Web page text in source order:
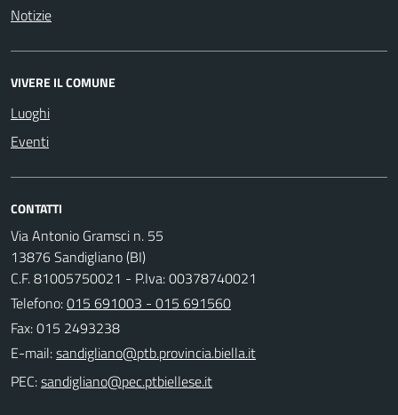
Notizie
VIVERE IL COMUNE
Luoghi
Eventi
CONTATTI
Via Antonio Gramsci n. 55
13876 Sandigliano (BI)
C.F. 81005750021 - P.Iva: 00378740021
Telefono:015 691003 - 015 691560
Fax: 015 2493238
E-mail:
PEC: